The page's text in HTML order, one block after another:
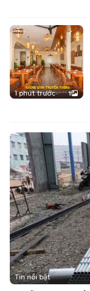
1 phút trước 1
Tin nổi bật